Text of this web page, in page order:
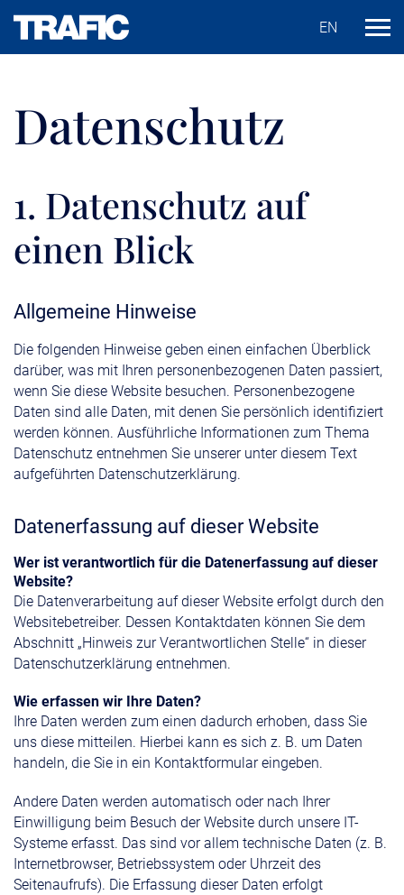
EN
Datenschutz
1. Datenschutz auf
einen Blick
Allgemeine Hinweise
Die folgenden Hinweise geben einen einfachen Überblick
darüber, was mit Ihren personenbezogenen Daten passiert,
wenn Sie diese Website besuchen. Personenbezogene
Daten sind alle Daten, mit denen Sie persönlich identifiziert
werden können. Ausführliche Informationen zum Thema
Datenschutz entnehmen Sie unserer unter diesem Text
aufgeführten Datenschutzerklärung.
Datenerfassung auf dieser Website
Wer ist verantwortlich für die Datenerfassung auf dieser
Website?
Die Datenverarbeitung auf dieser Website erfolgt durch den
Websitebetreiber. Dessen Kontaktdaten können Sie dem
Abschnitt „Hinweis zur Verantwortlichen Stelle“ in dieser
Datenschutzerklärung entnehmen.
Wie erfassen wir Ihre Daten?
Ihre Daten werden zum einen dadurch erhoben, dass Sie
uns diese mitteilen. Hierbei kann es sich z. B. um Daten
handeln, die Sie in ein Kontaktformular eingeben.
Andere Daten werden automatisch oder nach Ihrer
Einwilligung beim Besuch der Website durch unsere IT-
Systeme erfasst. Das sind vor allem technische Daten (z. B.
Internetbrowser, Betriebssystem oder Uhrzeit des
Seitenaufrufs). Die Erfassung dieser Daten erfolgt